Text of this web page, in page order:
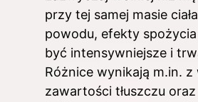
przy tej samej masie
powodu, efekty
być intensywniejsze i
Różnice wynikają m.in. z
zawartości tłuszczu